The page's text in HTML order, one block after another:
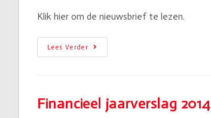
Klik hier om de nieuwsbrief te lezen.
Lees Verder
Financieel jaarverslag 2014